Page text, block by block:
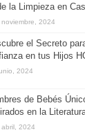
la Limpieza en
noviembre, 2024
el Secreto
en tus Hijos
2024
de Bebés
en la
abril, 2024